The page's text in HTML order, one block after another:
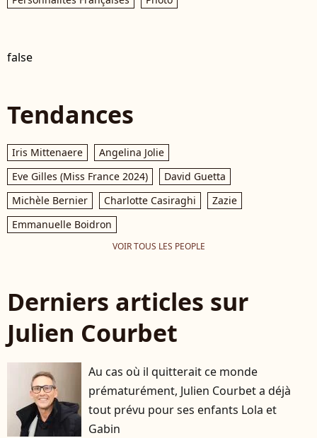
false
Tendances
Iris Mittenaere
Angelina Jolie
Eve Gilles (Miss France 2024)
David Guetta
Michèle Bernier
Charlotte Casiraghi
Zazie
Emmanuelle Boidron
VOIR TOUS LES PEOPLE
Derniers articles sur
Julien Courbet
Au cas où il quitterait ce monde
prématurément, Julien Courbet a déjà
tout prévu pour ses enfants Lola et
Gabin